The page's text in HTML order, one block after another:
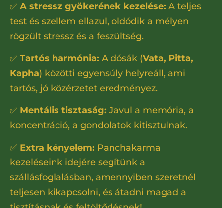
✅ A stressz gyökerének kezelése: A teljes
test és szellem ellazul, oldódik a mélyen
rögzült stressz és a feszültség.
✅ Tartós harmónia: A dósák (Vata, Pitta,
Kapha) közötti egyensúly helyreáll, ami
tartós, jó közérzetet eredményez.
✅ Mentális tisztaság: Javul a memória, a
koncentráció, a gondolatok kitisztulnak.
✅ Extra kényelem: Panchakarma
kezeléseink idejére segítünk a
szállásfoglalásban, amennyiben szeretnél
teljesen kikapcsolni, és átadni magad a